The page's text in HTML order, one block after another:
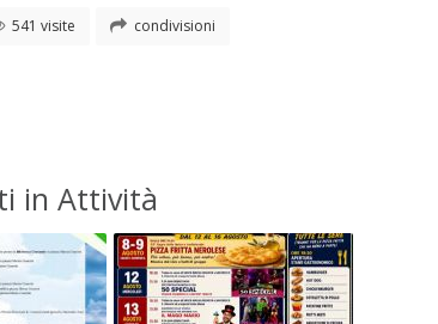
541 visite condivisioni
in Attività